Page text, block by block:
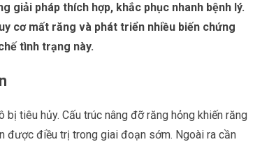
giải pháp thích hợp, khắc phục nhanh bệnh lý.
cơ mất răng và phát triển nhiều biến chứng
tình trạng này.
tiêu hủy. Cấu trúc nâng đỡ răng hỏng khiến răng
được điều trị trong giai đoạn sớm. Ngoài ra cần